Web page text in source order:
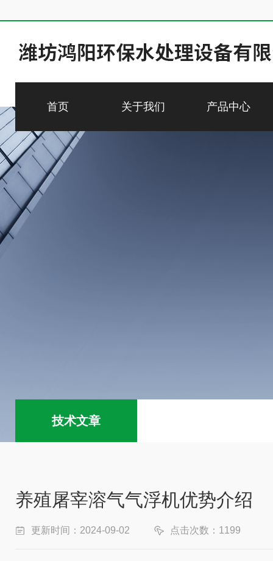
首页 关于我们 产品中心
技术文章
养殖屠宰溶气气浮机优势介绍
更新时间：2024-09-02 点击次数：1199